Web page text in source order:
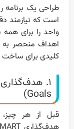
طراحی یک برنامه
است که
واحد را برای همه
اهداف منحصر به
کلیدی برای
Goals)
قبل از هر چیز،